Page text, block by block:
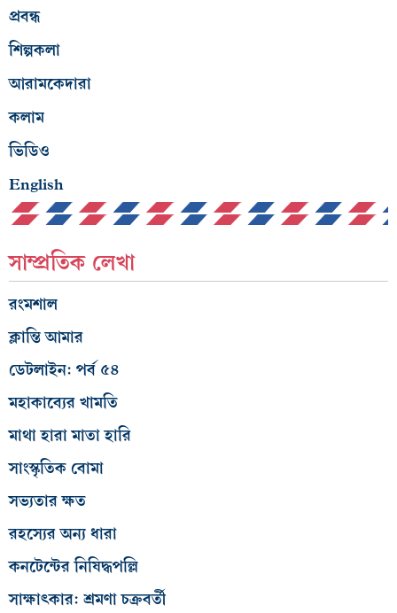
প্রবন্ধ
শিল্পকলা
আরামকেদারা
কলাম
ভিডিও
English
সাম্প্রতিক লেখা
রংমশাল
ক্লান্তি আমার
ডেটলাইন: পর্ব ৫৪
মহাকাব্যের খামতি
মাথা হারা মাতা হারি
সাংস্কৃতিক বোমা
সভ্যতার ক্ষত
রহস্যের অন্য ধারা
কনটেন্টের নিষিদ্ধপল্লি
সাক্ষাৎকার: শ্রমণা চক্রবর্তী